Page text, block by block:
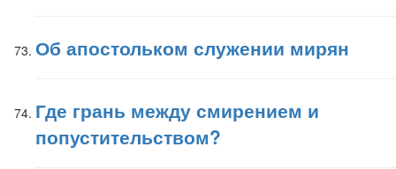
Об апостольком служении мирян
Где грань между смирением и
попустительством?